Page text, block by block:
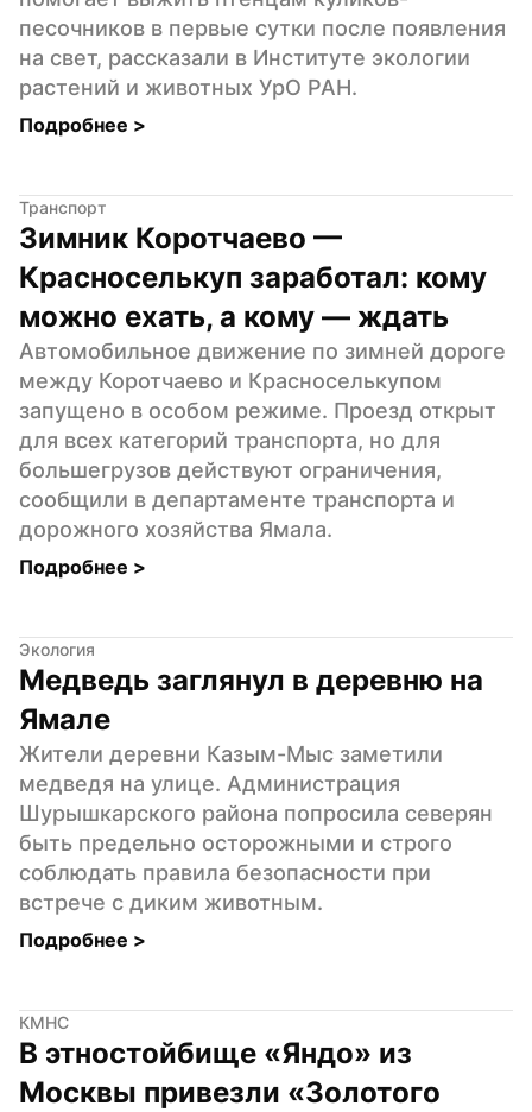
песочников в первые сутки после появления
на свет, рассказали в Институте экологии
растений и животных УрО РАН.
Подробнее >
Транспорт
Зимник Коротчаево —
Красноселькуп заработал: кому
можно ехать, а кому — ждать
Автомобильное движение по зимней дороге
между Коротчаево и Красноселькупом
запущено в особом режиме. Проезд открыт
для всех категорий транспорта, но для
большегрузов действуют ограничения,
сообщили в департаменте транспорта и
дорожного хозяйства Ямала.
Подробнее >
Экология
Медведь заглянул в деревню на
Ямале
Жители деревни Казым-Мыс заметили
медведя на улице. Администрация
Шурышкарского района попросила северян
быть предельно осторожными и строго
соблюдать правила безопасности при
встрече с диким животным.
Подробнее >
КМНС
В этностойбище «Яндо» из
Москвы привезли «Золотого